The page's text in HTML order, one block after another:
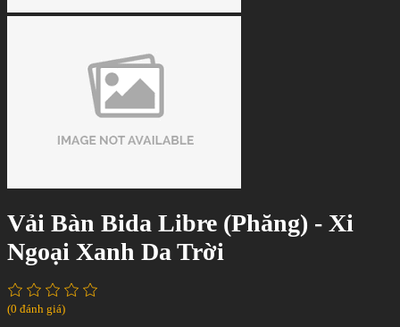
Vải Bàn Bida Libre (Phăng) - Xi
Ngoại Xanh Da Trời
(0 đánh giá)